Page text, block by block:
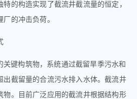
的构造实现了截流井截流量的恒定，
的冲击负荷。
关键构筑物，系统通过截留旱季污水和
出截留量的合流污水排入水体。截流井
物。目前广泛应用的截流井根据结构形